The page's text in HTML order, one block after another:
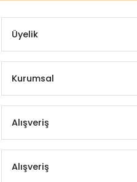
Üyelik
Kurumsal
Alışveriş
Alışveriş